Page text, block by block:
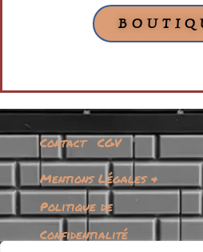
Contact CGV
Mentions Légales &
Politique de
Confidentialité